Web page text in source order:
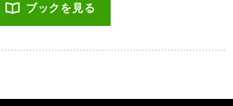
ブックを見る